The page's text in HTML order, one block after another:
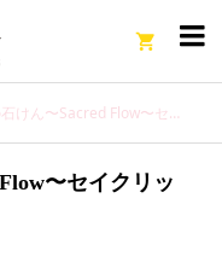

Flow〜セイクリッド・フロー オーバル
〜セイクリッ